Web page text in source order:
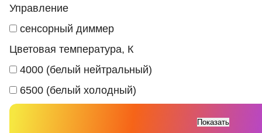
Управление
сенсорный диммер
Цветовая температура, К
4000 (белый нейтральный)
6500 (белый холодный)